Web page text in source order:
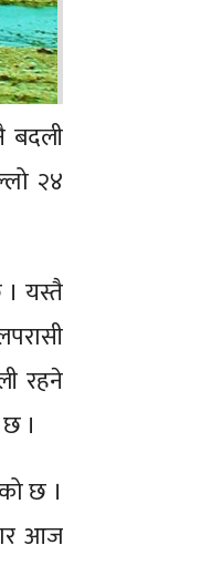
बदली
२४
। यस्तै
रहने
।
छ ।
आज